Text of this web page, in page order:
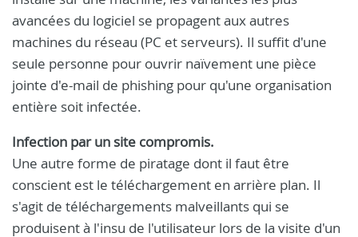
avancées du logiciel se propagent aux autres
machines du réseau (PC et serveurs). Il suffit d'une
seule personne pour ouvrir naïvement une pièce
jointe d'e-mail de phishing pour qu'une organisation
entière soit infectée.
Infection par un site compromis.
Une autre forme de piratage dont il faut être
conscient est le téléchargement en arrière plan. Il
s'agit de téléchargements malveillants qui se
produisent à l'insu de l'utilisateur lors de la visite d'un